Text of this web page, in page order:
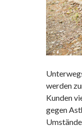
werden
Kunden
gegen